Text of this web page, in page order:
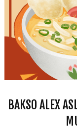
BAKSO ALEX